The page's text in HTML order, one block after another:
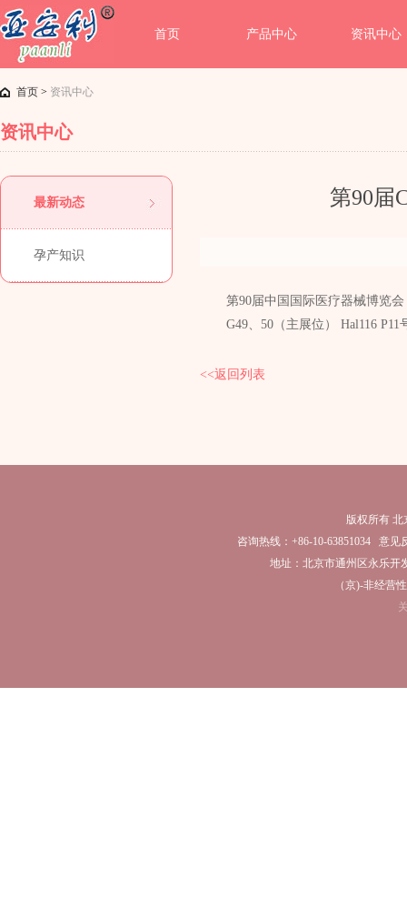
首页 产品中心 资讯中心
首页 > 资讯中心
资讯中心
最新动态
孕产知识
第90届
第90届中国国际医疗器械博览
G49、50（主展位） Hal116
<<返回列表
版权所有
咨询热线：+86-10-63851034 意见
地址：北京市通州区永乐开
（京)-非经营